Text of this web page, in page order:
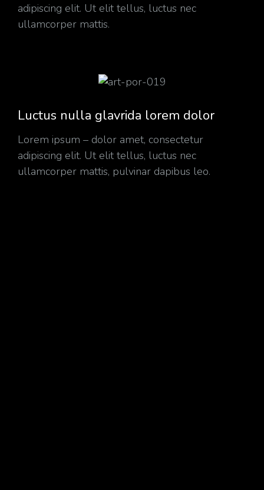
adipiscing elit. Ut elit tellus, luctus nec
ullamcorper mattis.
Luctus nulla glavrida lorem dolor
Lorem ipsum – dolor amet, consectetur
adipiscing elit. Ut elit tellus, luctus nec
ullamcorper mattis, pulvinar dapibus leo.